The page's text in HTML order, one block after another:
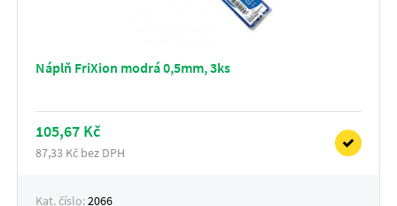
Náplň FriXion modrá 0,5mm, 3ks
105,67 Kč
87,33 Kč bez DPH
Kat. číslo:2066